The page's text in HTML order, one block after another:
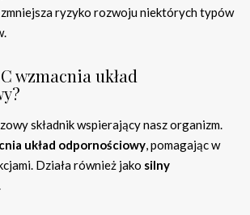
ryzyko rozwoju niektórych typów
wzmacnia układ
składnik wspierający nasz organizm.
układ odpornościowy, pomagając w
Działa również jako silny